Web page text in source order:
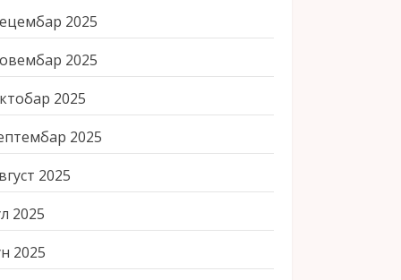
2025
2025
2025
2025
2025
2025
2025